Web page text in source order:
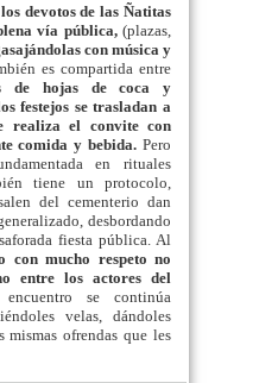
los devotos de las Ñatitas
vía pública, (plazas,
con música y
es compartida entre
de hojas de coca y
festejos se trasladan a
realiza el convite con
comida y bebida. Pero
en rituales
tiene un protocolo,
del cementerio dan
desbordando
fiesta pública. Al
con mucho respeto no
entre los actores del
se continúa
velas, dándoles
mismas ofrendas que les